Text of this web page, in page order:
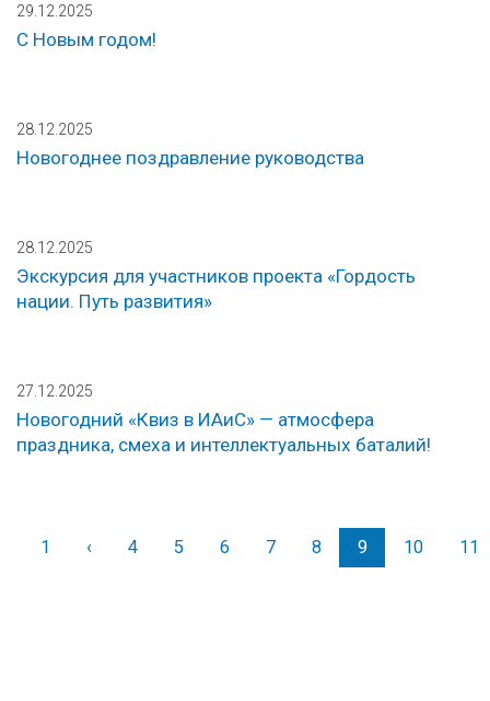
29.12.2025
С Новым годом!
28.12.2025
Новогоднее поздравление руководства
28.12.2025
Экскурсия для участников проекта «Гордость
нации. Путь развития»
27.12.2025
Новогодний «Квиз в ИАиС» — атмосфера
праздника, смеха и интеллектуальных баталий!
1 ‹Назад
4 5 6 7 8 9 10 11